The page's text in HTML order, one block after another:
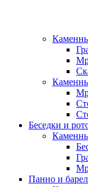
Беседки и
Панно и